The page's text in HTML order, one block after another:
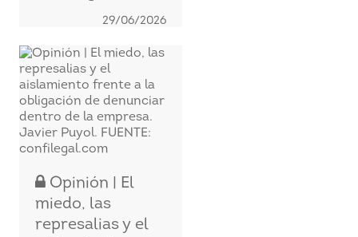
29/06/2026
Opinión | El
miedo, las
represalias y el